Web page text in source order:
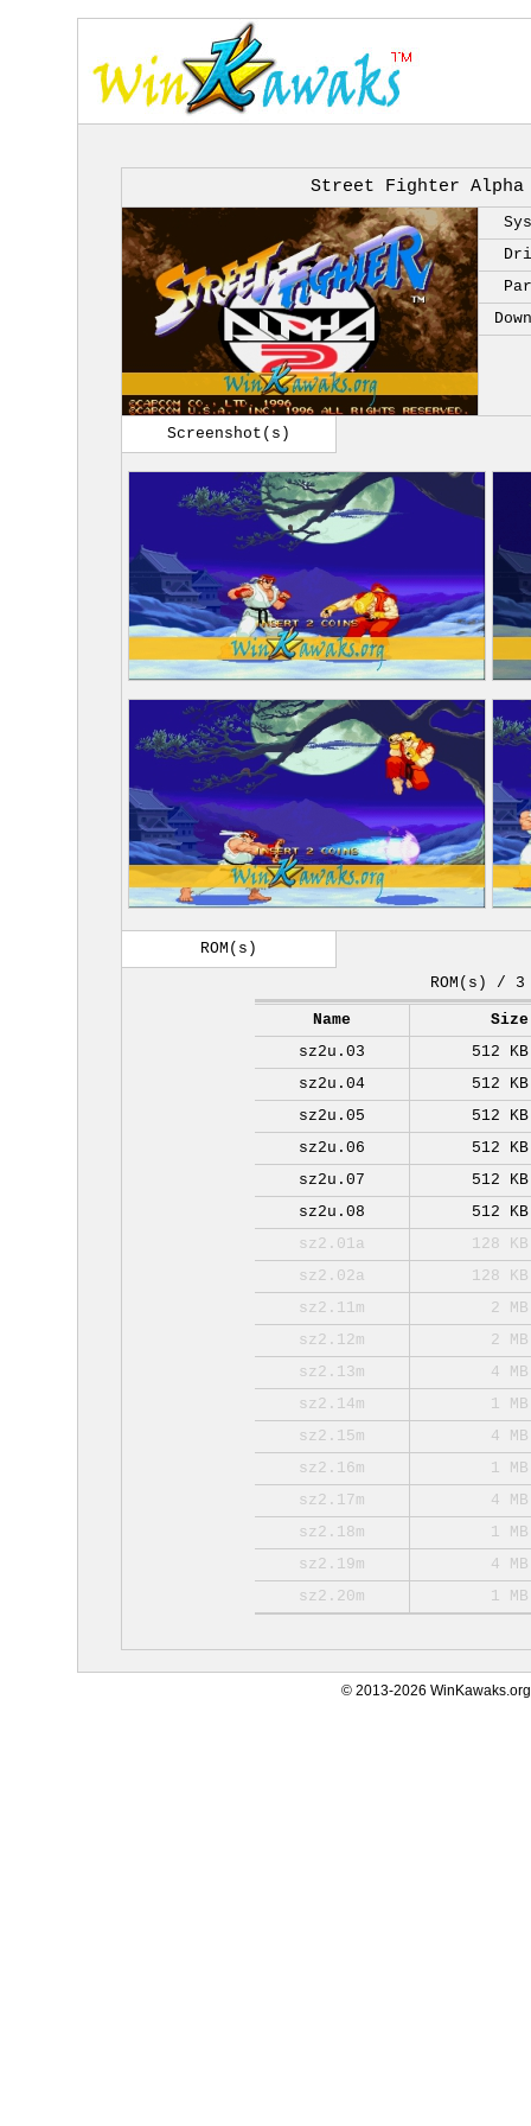
Street Fighter Alpha
Screenshot(s)
ROM(s)
ROM(s) / 3
Name
Size
sz2u.03
512 KB
sz2u.04
512 KB
sz2u.05
512 KB
sz2u.06
512 KB
sz2u.07
512 KB
sz2u.08
512 KB
sz2.01a
128 KB
sz2.02a
128 KB
sz2.11m
2 MB
sz2.12m
2 MB
sz2.13m
4 MB
sz2.14m
1 MB
sz2.15m
4 MB
sz2.16m
1 MB
sz2.17m
4 MB
sz2.18m
1 MB
sz2.19m
4 MB
sz2.20m
1 MB
© 2013-2026